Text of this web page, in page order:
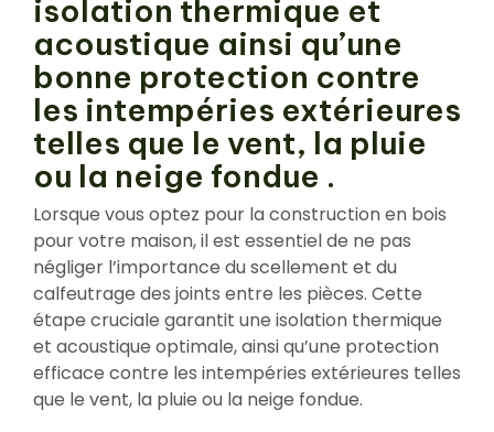
isolation thermique et
acoustique ainsi qu’une
bonne protection contre
les intempéries extérieures
telles que le vent, la pluie
ou la neige fondue .
Lorsque vous optez pour la construction en bois
pour votre maison, il est essentiel de ne pas
négliger l’importance du scellement et du
calfeutrage des joints entre les pièces. Cette
étape cruciale garantit une isolation thermique
et acoustique optimale, ainsi qu’une protection
efficace contre les intempéries extérieures telles
que le vent, la pluie ou la neige fondue.